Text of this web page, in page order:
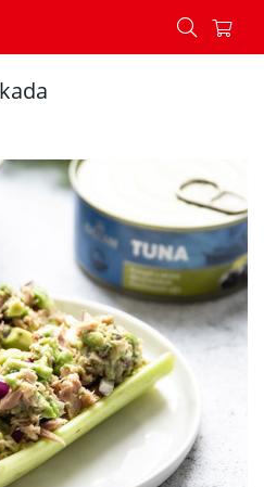
i avokada - Recepti - Konzum